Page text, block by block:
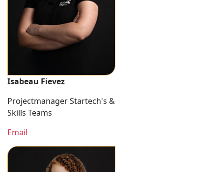
Isabeau Fievez
Projectmanager Startech's &
Skills Teams
Email